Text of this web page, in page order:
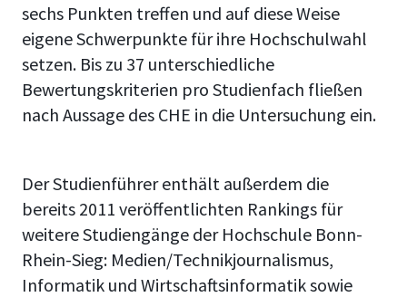
sechs Punkten treffen und auf diese Weise
eigene Schwerpunkte für ihre Hochschulwahl
setzen. Bis zu 37 unterschiedliche
Bewertungskriterien pro Studienfach fließen
nach Aussage des CHE in die Untersuchung ein.
Der Studienführer enthält außerdem die
bereits 2011 veröffentlichten Rankings für
weitere Studiengänge der Hochschule Bonn-
Rhein-Sieg: Medien/Technikjournalismus,
Informatik und Wirtschaftsinformatik sowie